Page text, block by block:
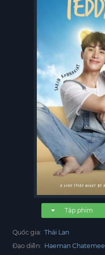
Tập phim
Quốc gia: Thái Lan
Đạo diễn: Haeman Chatemee